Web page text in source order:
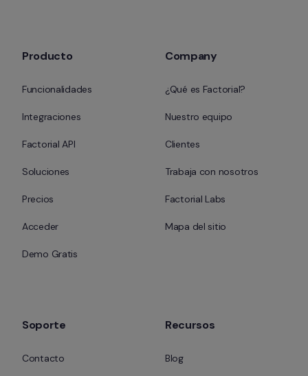
Producto
Funcionalidades
Integraciones
Factorial API
Soluciones
Precios
Acceder
Demo Gratis
Company
¿Qué es Factorial?
Nuestro equipo
Clientes
Trabaja con nosotros
Factorial Labs
Mapa del sitio
Soporte
Contacto
Recursos
Blog